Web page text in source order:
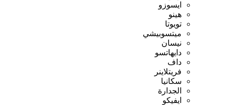
ايسوزو
هينو
تويوتا
ميتسوبيشي
نيسان
دايهاتسو
داف
فريتلاينر
سكانيا
الجدارة
ايفيكو